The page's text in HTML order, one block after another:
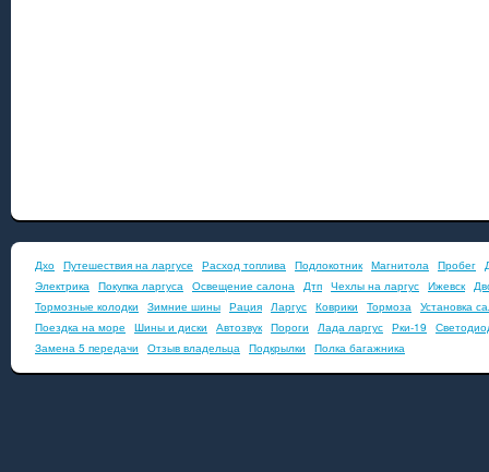
Дхо Путешествия на ларгусе Расход топлива Подлокотник Магнитола Пробег
Электрика Покупка ларгуса Освещение салона Дтп Чехлы на ларгус Ижевск
Тормозные колодки
Зимние шины Рация Ларгус Коврики Тормоза Установка
Поездка на море
Шины и диски Автозвук Пороги Лада ларгус Рки-19
Замена 5 передачи
Отзыв владельца Подкрылки Полка багажника